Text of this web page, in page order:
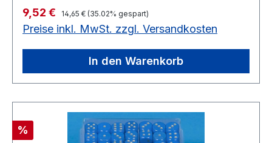
Verkaufspreis:
9,52 € Regulärer Preis:
14,65 € (35.02% gespart)
Preise inkl. MwSt. zzgl. Versandkosten
In den Warenkorb
Rabatt
%